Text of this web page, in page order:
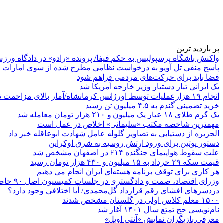
پر بازدید ترین
واکنش باشگاه پرسپولیس به حکم فیفا/ پرونده «رادو» در دادگاه
پاسخ منفی تل آویو به درخواست نظامی مطرح شده از سوی امارات
فضا باید برای حرکت‌های مردمی فراهم شود
یک ایرانی تبار دستیار وزیر خارجه آمریکا شد
انجام ۱۹ هزارعملیات توسط اورژانس کرمانشاه/آمار بالای مزاحمت تلفنی
خرید تضمینی گندم به ۴.۵ میلیون تن رسید
یک گرم طلای ۱۸ عیار یک میلیون و ۲۱۰ هزار تومان معامله شد
مهمترین شاخصه مکتب «سلیمانی» اخلاص در عمل است
الجزیره از دستیابی به تصاویر گلوله عامل شهادت ابوعاقله خبر داد
دستور پوتین برای ورود ارتش روسیه به شرق اوکراین
علت سقوط هواپیمای جنگنده F۱۴ در اصفهان مشخص شد
قیمت سکه ۲۹ خرداد به ۱۵ میلیون و ۴۳۰ هزار تومان رسید
هر کاری برای توقف برنامه هسته‌ای ایران انجام می دهیم
وزرای اقتصاد، صمت و دادگستری در جلسات کمیسیون اصل ۹۰ حاضر می‌شوند
دردسرهای افشای رقم قرارداد گل‌محمدی/ آیا اختلافی وجود دارد؟
۱۵۰۰ معلم کلاس اولی در گلستان مشخص شدند
نام‌نویسی حج تمتع سال ۱۴۰۱ آغاز شد
معرفی بازیگران نمایش «آنتی اویل»